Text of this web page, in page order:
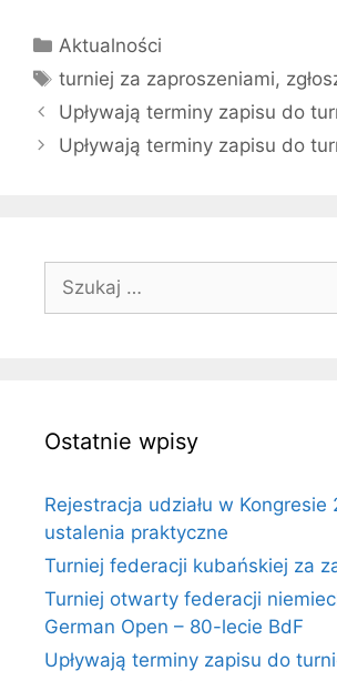
Kategorie
Aktualności
Tagi
turniej za zaproszeniami,
Upływają terminy zapisu do
Upływają terminy zapisu do
Szukaj:
Ostatnie wpisy
Rejestracja udziału w Kongresie
ustalenia praktyczne
Turniej federacji kubańskiej za
Turniej otwarty federacji
German Open – 80-lecie BdF
Upływają terminy zapisu do